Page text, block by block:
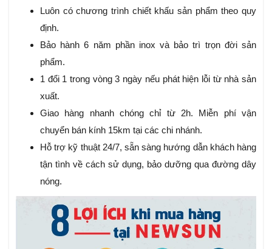
Luôn có chương trình chiết khấu sản phẩm theo quy
định.
Bảo hành 6 năm phần inox và bảo trì trọn đời sản
phẩm.
1 đổi 1 trong vòng 3 ngày nếu phát hiện lỗi từ nhà sản
xuất.
Giao hàng nhanh chóng chỉ từ 2h. Miễn phí vận
chuyển bán kính 15km tại các chi nhánh.
Hỗ trợ kỹ thuật 24/7, sẵn sàng hướng dẫn khách hàng
tận tình về cách sử dụng, bảo dưỡng qua đường dây
nóng.